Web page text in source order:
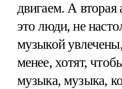
двигаем. А
это люди, не
музыкой
менее, хотят,
музыка, музыка,